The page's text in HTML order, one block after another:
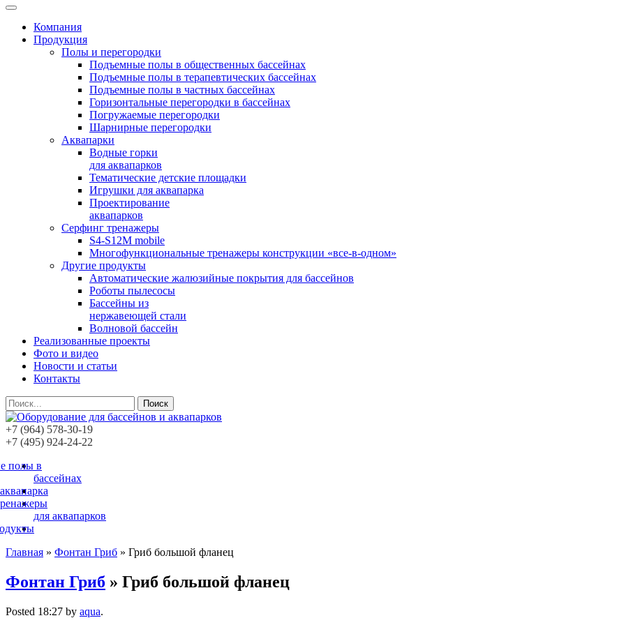
Компания
Продукция
Полы и перегородки
Подъемные полы в общественных бассейнах
Подъемные полы в терапевтических бассейнах
Подъемные полы в частных бассейнах
Горизонтальные перегородки в бассейнах
Погружаемые перегородки
Шарнирные перегородки
Аквапарки
Водные горки
для аквапарков
Тематические детские площадки
Игрушки для аквапарка
Проектирование
аквапарков
Серфинг тренажеры
S4-S12M mobile
Многофункциональные тренажеры конструкции «все-в-одном»
Другие продукты
Автоматические жалюзийные покрытия для бассейнов
Роботы пылесосы
Бассейны из
нержавеющей стали
Волновой бассейн
Реализованные проекты
Фото и видео
Новости и статьи
Контакты
Поиск
+7 (964) 578-30-19
+7 (495) 924-24-22
полы в
бассейнах
для аквапарков
Главная » Фонтан Гриб » Гриб большой фланец
Фонтан Гриб » Гриб большой фланец
Posted 18:27 by aqua.